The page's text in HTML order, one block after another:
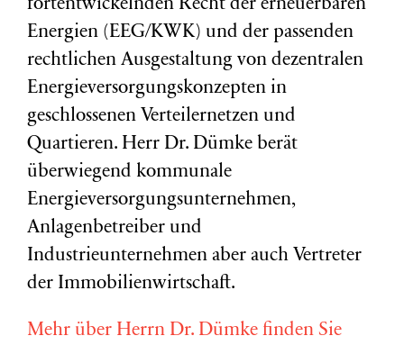
fortentwickelnden Recht der erneuerbaren
Energien (EEG/KWK) und der passenden
rechtlichen Ausgestaltung von dezentralen
Energieversorgungskonzepten in
geschlossenen Verteilernetzen und
Quartieren. Herr Dr. Dümke berät
überwiegend kommunale
Energieversorgungsunternehmen,
Anlagenbetreiber und
Industrieunternehmen aber auch Vertreter
der Immobilienwirtschaft.
Mehr über Herrn Dr. Dümke finden Sie